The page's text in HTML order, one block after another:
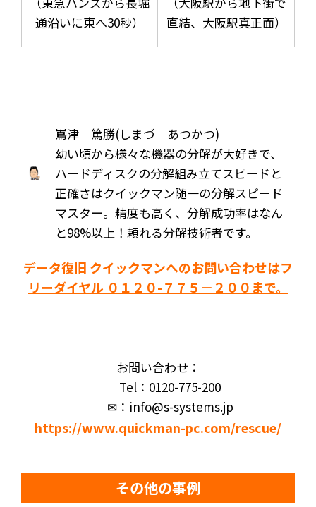
通沿いに東へ30秒）
直結、大阪駅真正面）
嶌津 篤勝(しまづ あつかつ)
幼い頃から様々な機器の分解が大好きで、
ハードディスクの分解組み立てスピードと
正確さはクイックマン随一の分解スピード
マスター。精度も高く、分解成功率はなん
と98%以上！頼れる分解技術者です。
データ復旧 クイックマンへのお問い合わせはフ
リーダイヤル ０１２０-７７５－２００まで。
お問い合わせ：
Tel：0120-775-200
✉：info@s-systems.jp
https://www.quickman-pc.com/rescue/
その他の事例